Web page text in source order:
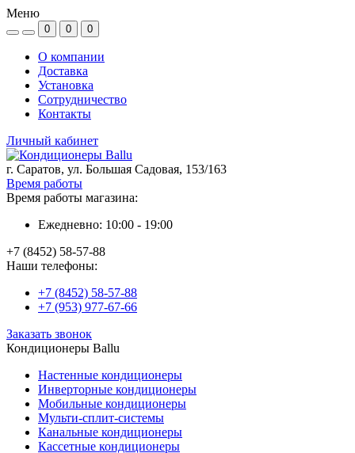
Меню
0 0 0
О компании
Доставка
Установка
Сотрудничество
Контакты
Личный кабинет
г. Саратов, ул. Большая Садовая, 153/163
Время работы
Время работы магазина:
Ежедневно: 10:00 - 19:00
+7 (8452) 58-57-88
Наши телефоны:
+7 (8452) 58-57-88
+7 (953) 977-67-66
Заказать звонок
Кондиционеры Ballu
Настенные кондиционеры
Инверторные кондиционеры
Мобильные кондиционеры
Мульти-сплит-системы
Канальные кондиционеры
Кассетные кондиционеры